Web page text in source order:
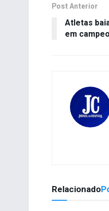
Post Anterior
Atletas
em
Relacionado